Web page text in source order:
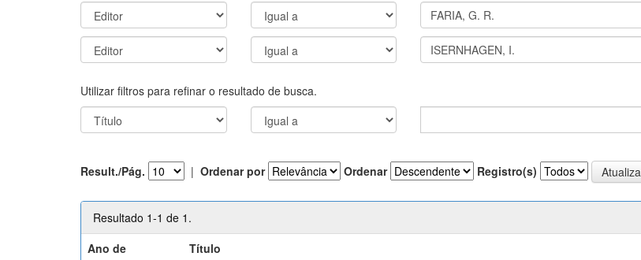
Utilizar filtros para refinar o resultado de busca.
Result./Pág. | Ordenar por Ordenar Registro(s)
Resultado 1-1 de 1.
Ano de
Título